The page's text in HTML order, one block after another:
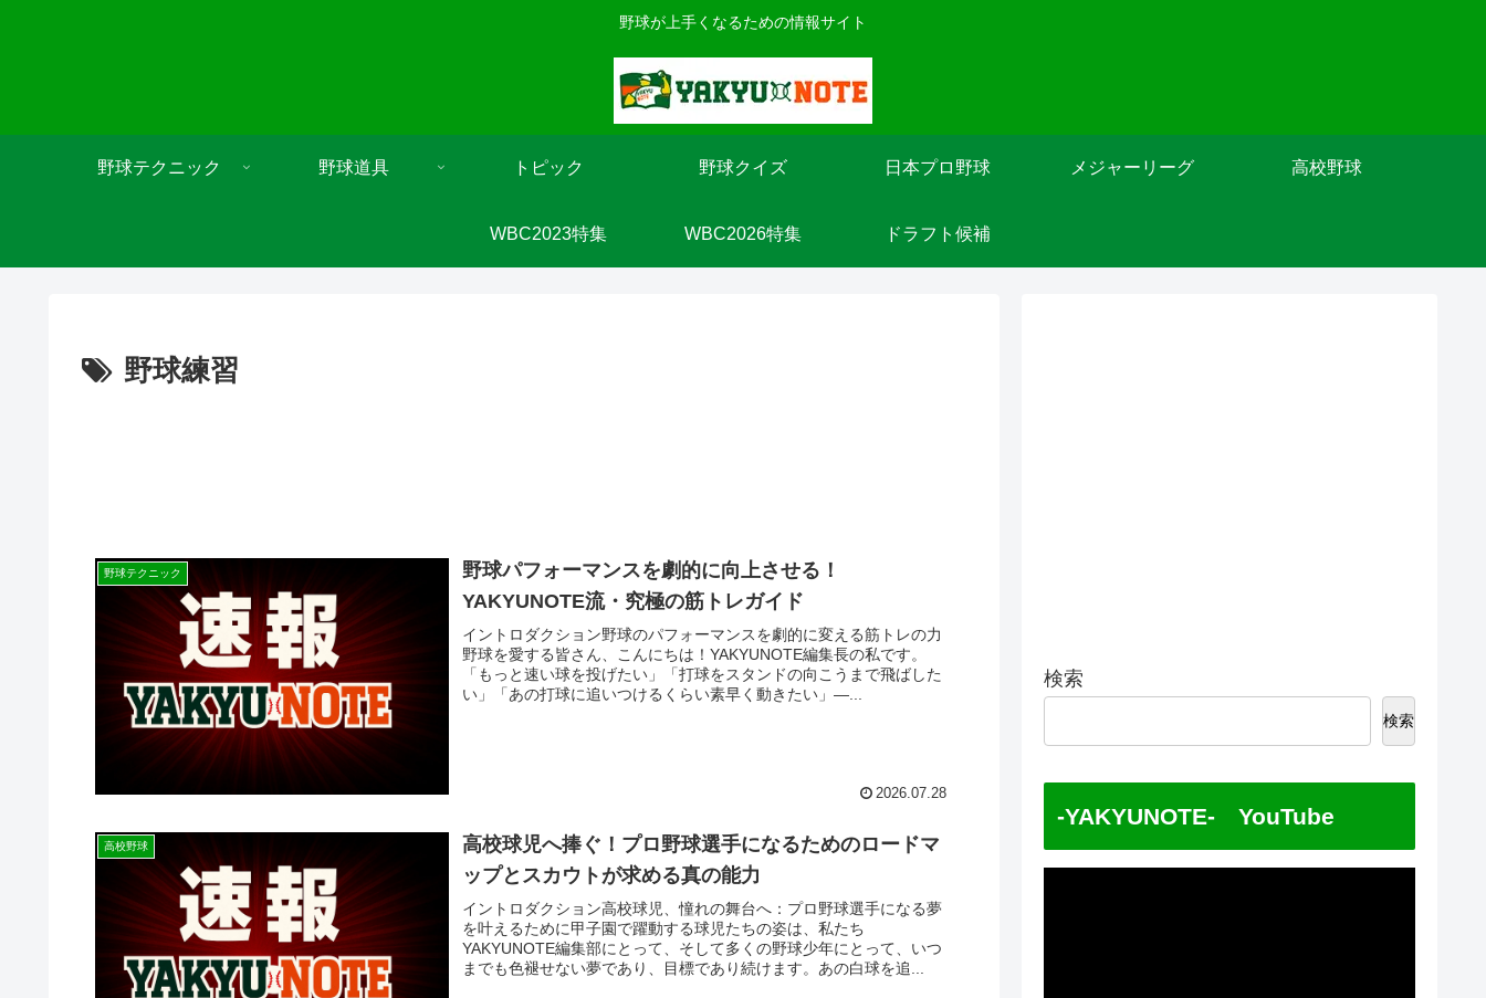
野球が上手くなるための情報サイト
野球テクニック 野球道具 トピック 野球クイズ 日本プロ野球 メジャーリーグ 高校野球
WBC2023特集 WBC2026特集 ドラフト候補
野球練習
野球テクニック
野球パフォーマンスを劇的に向上させる！
YAKYUNOTE流・究極の筋トレガイド
イントロダクション野球のパフォーマンスを劇的に変える筋トレの力
野球を愛する皆さん、こんにちは！YAKYUNOTE編集長の私です。
「もっと速い球を投げたい」「打球をスタンドの向こうまで飛ばした
い」「あの打球に追いつけるくらい素早く動きたい」―...
2026.07.28
高校野球
高校球児へ捧ぐ！プロ野球選手になるためのロードマ
ップとスカウトが求める真の能力
イントロダクション高校球児、憧れの舞台へ：プロ野球選手になる夢
を叶えるために甲子園で躍動する球児たちの姿は、私たち
YAKYUNOTE編集部にとって、そして多くの野球少年にとって、いつ
までも色褪せない夢であり、目標であり続けます。あの白球を追...
検索
検索
-YAKYUNOTE- YouTube